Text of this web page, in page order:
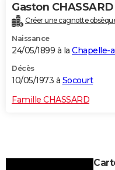
Gaston CHASSARD
Créer une cagnotte
Naissance
24/05/1899 à la Chapelle-
Décès
10/05/1973 à Socourt
Famille CHASSARD